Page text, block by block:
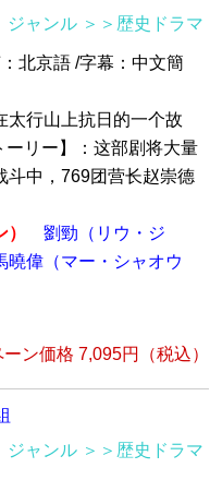
ジャンル ＞＞歴史ドラマ
北京語 /字幕：中文簡
太行山上抗日的一个故
リー】：这部剧将大量
斗中，769团营长赵崇德
劉勁（リウ・ジ
曉偉（マー・シャオウ
ン価格 7,095円（税込）
ジャンル ＞＞歴史ドラマ